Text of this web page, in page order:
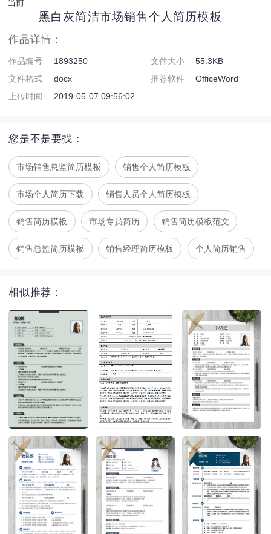
当前
黑白灰简洁市场销售个人简历模板
作品详情：
作品编号 1893250 文件大小
55.3KB
文件格式
docx 推荐软件
OfficeWord
上传时间
2019-05-07 09:56:02
您是不是要找：
市场销售总监简历模板 销售个人简历模板
市场个人简历下载 销售人员个人简历模板
销售简历模板 市场专员简历 销售简历模板范文
销售总监简历模板 销售经理简历模板 个人简历销售
相似推荐：